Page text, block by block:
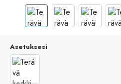
Asetuksesi